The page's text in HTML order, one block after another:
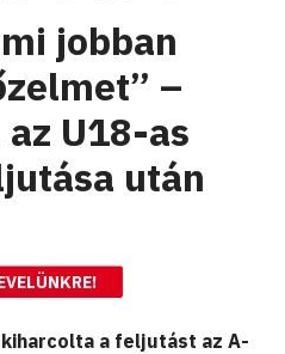
jobban
–
U18-as
után
a feljutást az A-